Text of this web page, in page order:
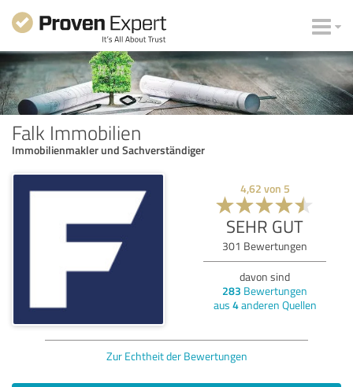
Falk Immobilien
Immobilienmakler und Sachverständiger
4,62 von 5
SEHR GUT
301 Bewertungen
davon sind
283 Bewertungen
aus 4anderen Quellen
Zur Echtheit der Bewertungen